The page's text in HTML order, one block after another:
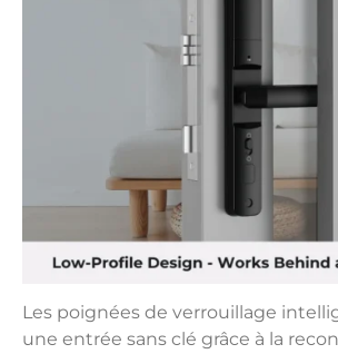
Les poignées de verrouillage
une entrée sans clé grâce à la